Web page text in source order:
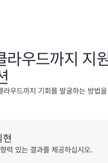
라우드까지 지
라우드까지 기회를 발굴하는 방법
력 있는 결과를 제공하십시오.